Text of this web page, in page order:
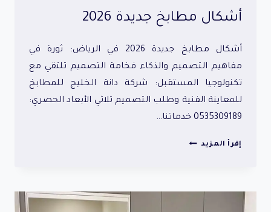
أشكال مطابخ جديدة 2026
أشكال مطابخ جديدة 2026 في الرياض: ثورة في
مفاهيم التصميم والذكاء فخامة التصميم تلتقي مع
تكنولوجيا المستقبل: شركة دانة الخليج للمطابخ
للمعاينة الفنية وطلب التصميم ثلاثي الأبعاد الحصري:
0535309189 خدماتنا…
إقرأ المزيد أشكال